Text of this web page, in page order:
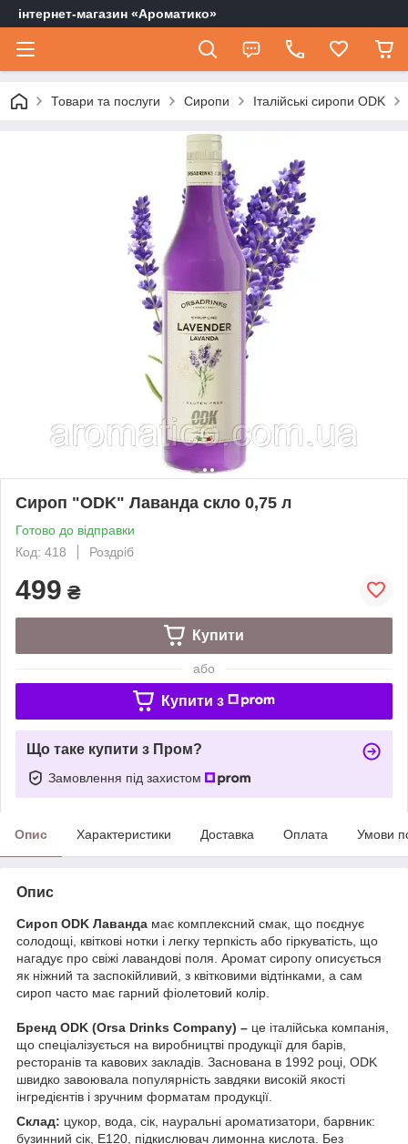
інтернет-магазин «Ароматико»
Товари та послуги Сиропи Італійські сиропи ODK
Сироп "ODK" Лаванда скло 0,75 л
Готово до відправки
Код: 418
Роздріб
499 ₴
Купити
або
Купити з
Що таке купити з Пром?
Замовлення під захистом
Опис Характеристики Доставка Оплата Умови
Опис
Сироп ODK Лаванда має комплексний смак, що поєднує
солодощі, квіткові нотки і легку терпкість або гіркуватість, що
нагадує про свіжі лавандові поля. Аромат сиропу описується
як ніжний та заспокійливий, з квітковими відтінками, а сам
сироп часто має гарний фіолетовий колір.
Бренд ODK (Orsa Drinks Company) – це італійська компанія,
що спеціалізується на виробництві продукції для барів,
ресторанів та кавових закладів. Заснована в 1992 році, ODK
швидко завоювала популярність завдяки високій якості
інгредієнтів і зручним форматам продукції.
Склад: цукор, вода, сік, науральні ароматизатори, барвник:
бузинний сік, Е120, підкислювач лимонна кислота. Без